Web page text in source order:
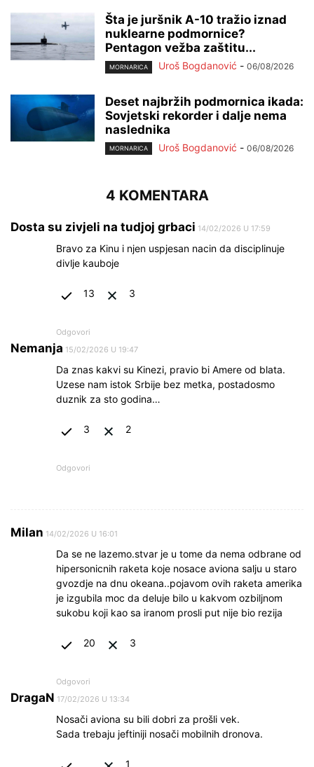
Šta je juršnik A-10 tražio iznad
nuklearne podmornice?
Pentagon vežba zaštitu...
MORNARICA Uroš Bogdanović - 06/08/2026
Deset najbržih podmornica ikada:
Sovjetski rekorder i dalje nema
naslednika
MORNARICA Uroš Bogdanović - 06/08/2026
4 KOMENTARA
Dosta su zivjeli na tudjoj grbaci 14/02/2026 U 17:59
Bravo za Kinu i njen uspjesan nacin da disciplinuje
divlje kauboje
13 3
Odgovori
Nemanja 15/02/2026 U 19:47
Da znas kakvi su Kinezi, pravio bi Amere od blata.
Uzese nam istok Srbije bez metka, postadosmo
duznik za sto godina…
3 2
Odgovori
Milan 14/02/2026 U 16:01
Da se ne lazemo.stvar je u tome da nema odbrane od
hipersonicnih raketa koje nosace aviona salju u staro
gvozdje na dnu okeana..pojavom ovih raketa amerika
je izgubila moc da deluje bilo u kakvom ozbiljnom
sukobu koji kao sa iranom prosli put nije bio rezija
20 3
Odgovori
DragaN 17/02/2026 U 13:34
Nosači aviona su bili dobri za prošli vek.
Sada trebaju jeftiniji nosači mobilnih dronova.
1